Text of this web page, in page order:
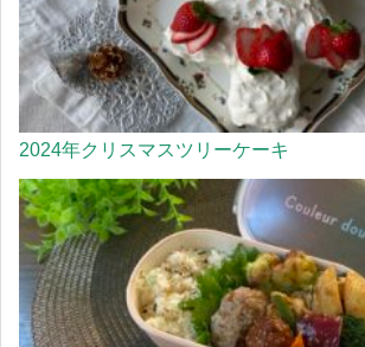
2024年クリスマスツリーケーキ